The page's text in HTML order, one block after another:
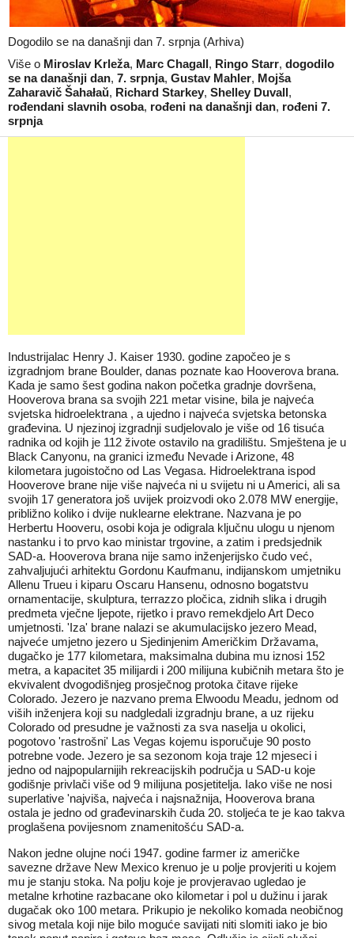
Dogodilo se na današnji dan 7. srpnja (Arhiva)
Više o Miroslav Krleža, Marc Chagall, Ringo Starr, dogodilo
se na današnji dan, 7. srpnja, Gustav Mahler, Mojša
Zaharavič Šahałaŭ, Richard Starkey, Shelley Duvall,
rođendani slavnih osoba, rođeni na današnji dan, rođeni 7.
srpnja
Industrijalac Henry J. Kaiser 1930. godine započeo je s
izgradnjom brane Boulder, danas poznate kao Hooverova brana.
Kada je samo šest godina nakon početka gradnje dovršena,
Hooverova brana sa svojih 221 metar visine, bila je najveća
svjetska hidroelektrana , a ujedno i najveća svjetska betonska
građevina. U njezinoj izgradnji sudjelovalo je više od 16 tisuća
radnika od kojih je 112 živote ostavilo na gradilištu. Smještena je u
Black Canyonu, na granici između Nevade i Arizone, 48
kilometara jugoistočno od Las Vegasa. Hidroelektrana ispod
Hooverove brane nije više najveća ni u svijetu ni u Americi, ali sa
svojih 17 generatora još uvijek proizvodi oko 2.078 MW energije,
približno koliko i dvije nuklearne elektrane. Nazvana je po
Herbertu Hooveru, osobi koja je odigrala ključnu ulogu u njenom
nastanku i to prvo kao ministar trgovine, a zatim i predsjednik
SAD-a. Hooverova brana nije samo inženjerijsko čudo već,
zahvaljujući arhitektu Gordonu Kaufmanu, indijanskom umjetniku
Allenu Trueu i kiparu Oscaru Hansenu, odnosno bogatstvu
ornamentacije, skulptura, terrazzo pločica, zidnih slika i drugih
predmeta vječne ljepote, rijetko i pravo remekdjelo Art Deco
umjetnosti. 'Iza' brane nalazi se akumulacijsko jezero Mead,
najveće umjetno jezero u Sjedinjenim Američkim Državama,
dugačko je 177 kilometara, maksimalna dubina mu iznosi 152
metra, a kapacitet 35 milijardi i 200 milijuna kubičnih metara što je
ekvivalent dvogodišnjeg prosječnog protoka čitave rijeke
Colorado. Jezero je nazvano prema Elwoodu Meadu, jednom od
viših inženjera koji su nadgledali izgradnju brane, a uz rijeku
Colorado od presudne je važnosti za sva naselja u okolici,
pogotovo 'rastrošni' Las Vegas kojemu isporučuje 90 posto
potrebne vode. Jezero je sa sezonom koja traje 12 mjeseci i
jedno od najpopularnijih rekreacijskih područja u SAD-u koje
godišnje privlači više od 9 milijuna posjetitelja. Iako više ne nosi
superlative 'najviša, najveća i najsnažnija, Hooverova brana
ostala je jedno od građevinarskih čuda 20. stoljeća te je kao takva
proglašena povijesnom znamenitošću SAD-a.
Nakon jedne olujne noći 1947. godine farmer iz američke
savezne države New Mexico krenuo je u polje provjeriti u kojem
mu je stanju stoka. Na polju koje je provjeravao ugledao je
metalne krhotine razbacane oko kilometar i pol u dužinu i jarak
dugačak oko 100 metara. Prikupio je nekoliko komada neobičnog
sivog metala koji nije bilo moguće savijati niti slomiti iako je bio